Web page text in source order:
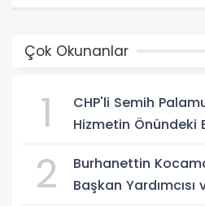
Çok Okunanlar
1
CHP'li Semih
Hizmetin Önündeki
2
Burhanettin
Başkan